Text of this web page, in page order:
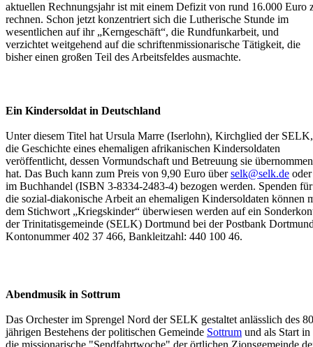
aktuellen Rechnungsjahr ist mit einem Defizit von rund 16.000 Euro
rechnen. Schon jetzt konzentriert sich die Lutherische Stunde im
wesentlichen auf ihr „Kerngeschäft“, die Rundfunkarbeit, und
verzichtet weitgehend auf die schriftenmissionarische Tätigkeit, die
bisher einen großen Teil des Arbeitsfeldes ausmachte.
Ein Kindersoldat in Deutschland
Unter diesem Titel hat Ursula Marre (Iserlohn), Kirchglied der SELK,
die Geschichte eines ehemaligen afrikanischen Kindersoldaten
veröffentlicht, dessen Vormundschaft und Betreuung sie übernommen
hat. Das Buch kann zum Preis von 9,90 Euro überselk@selk.de oder
im Buchhandel (ISBN 3-8334-2483-4) bezogen werden. Spenden für
die sozial-diakonische Arbeit an ehemaligen Kindersoldaten können
dem Stichwort „Kriegskinder“ überwiesen werden auf ein
der Trinitatisgemeinde (SELK) Dortmund bei der Postbank
Kontonummer 402 37 466, Bankleitzahl: 440 100 46.
Abendmusik in Sottrum
Das Orchester im Sprengel Nord der SELK gestaltet anlässlich des
jährigen Bestehens der politischen Gemeinde Sottrum und als Start in
die missionarische "Sendfahrtwoche" der örtlichen Zionsgemeinde